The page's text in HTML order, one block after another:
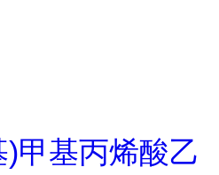
甲基丙烯酸乙